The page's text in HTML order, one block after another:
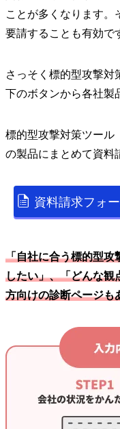
ことが多くなります。
要請することも有効で
さっそく標的型攻撃対
下のボタンから各社製
標的型攻撃対策ツール
の製品にまとめて資料
資料請求フォ
「自社に合う標的型攻
したい」、「どんな観
方向けの診断ページも